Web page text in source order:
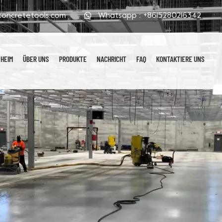
Whatsapp :+8615280216342
HEIM ÜBER UNS PRODUKTE NACHRICHT FAQ KONTAKTIERE UNS